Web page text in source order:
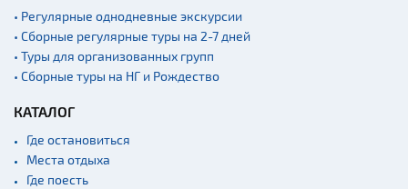
• Регулярные однодневные экскурсии
• Сборные регулярные туры на 2-7 дней
• Туры для организованных групп
• Сборные туры на НГ и Рождество
КАТАЛОГ
Где остановиться
Места отдыха
Где поесть